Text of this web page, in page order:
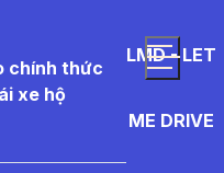
LMD - LET
ME DRIVE